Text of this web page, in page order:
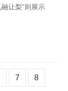
让梨”则展示
7 8